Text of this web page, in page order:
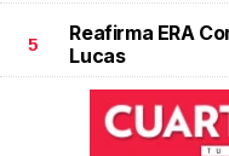
5
Reafirma ERA
Lucas